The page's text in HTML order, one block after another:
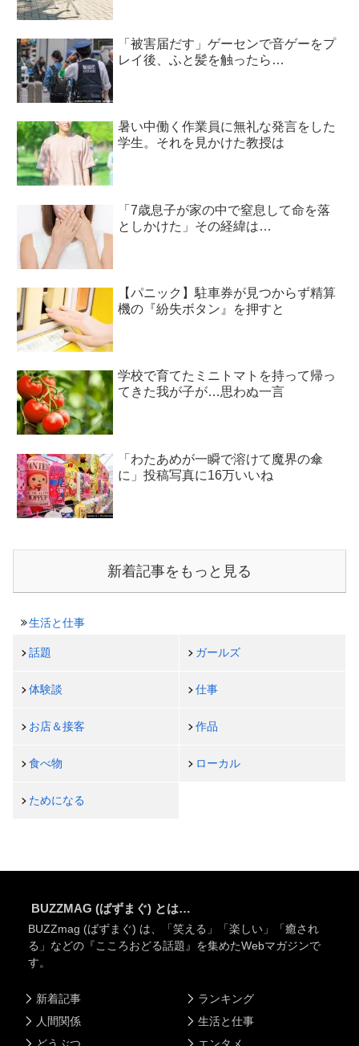
「被害届だす」ゲーセンで音ゲーをプ
レイ後、ふと髪を触ったら…
暑い中働く作業員に無礼な発言をした
学生。それを見かけた教授は
「7歳息子が家の中で窒息して命を落
としかけた」その経緯は…
【パニック】駐車券が見つからず精算
機の『紛失ボタン』を押すと
学校で育てたミニトマトを持って帰っ
てきた我が子が…思わぬ一言
「わたあめが一瞬で溶けて魔界の傘
に」投稿写真に16万いいね
新着記事をもっと見る
生活と仕事
話題 ガールズ
体験談 仕事
お店＆接客 作品
食べ物 ローカル
ためになる
BUZZMAG (ばずまぐ) とは…
BUZZmag (ばずまぐ) は、「笑える」「楽しい」「癒され
る」などの『こころおどる話題』を集めたWebマガジンで
す。
新着記事
人間関係
ランキング
生活と仕事